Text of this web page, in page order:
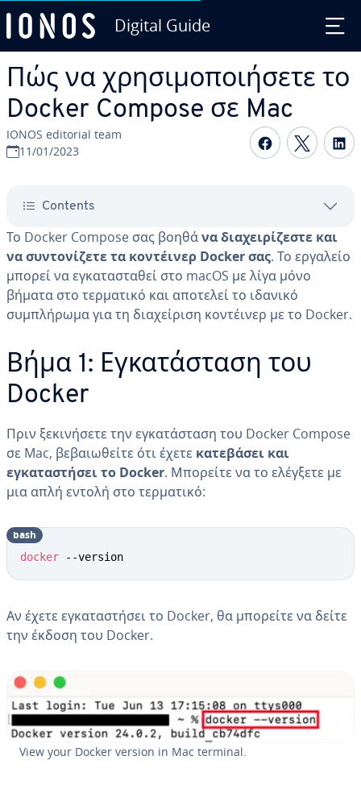
Digital Guide
Πώς να χρησιμοποιήσετε το
Docker Compose σε Mac
IONOS editorial team
11/01/2023
Share on
Contents
Το Docker Compose σας βοηθάνα διαχειρίζεστε και
να συντονίζετε τα κοντέινερ Docker σας. Το εργαλείο
μπορεί να εγκατασταθεί στο macOS με λίγα μόνο
βήματα στο τερματικό και αποτελεί το ιδανικό
συμπλήρωμα για τη διαχείριση κοντέινερ με το Docker.
Βήμα 1: Εγκατάσταση του
Docker
Πριν ξεκινήσετε την εγκατάσταση του Docker Compose
σε Mac, βεβαιωθείτε ότι έχετε κατεβάσει και
εγκαταστήσει το Docker. Μπορείτε να το ελέγξετε με
μια απλή εντολή στο τερματικό:
docker --version
bash
Αν έχετε εγκαταστήσει το Docker, θα μπορείτε να δείτε
την έκδοση του Docker.
View your Docker version in Mac terminal.